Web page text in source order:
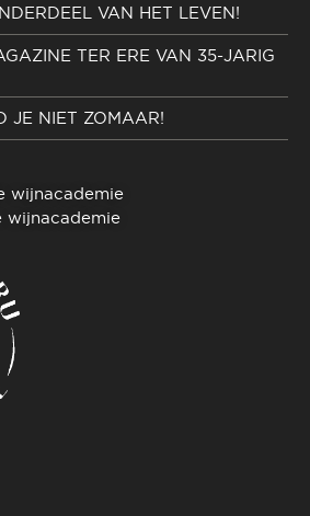
VAN HET LEVEN!
TER ERE VAN 35-JARIG
JE NIET ZOMAAR!
wijnacademie
wijnacademie